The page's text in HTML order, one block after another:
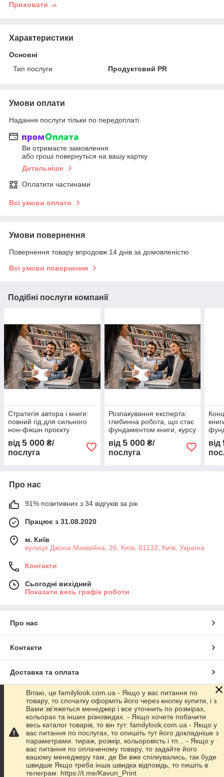
Приховати
Характеристики
Основні
Тип послуги
Продуктовий PR
Умови оплати
Надання послуги тільки по передоплаті.
Ви отримаєте замовлення
або гроші повернуться на вашу картку
Детальніше
Оплатити частинами
Всі умови оплати
Умови повернення
Повернення товару впродовж 14 днів за домовленістю
Всі умови повернення
Подібні послуги компанії
Стратегія автора і книги:
повний гід для сильного
нон-фікшн проєкту
від 5 000 ₴/
послуга
Розпакування експерта:
глибинна робота, що стає
фундаментом книги, курсу
від 5 000₴/
послуга
від
Про нас
91% позитивних з 34 відгуків за рік
Працює з 31.08.2020
м. Київ
вулиця Джона Маккейна, 26, Київ, 01133, Київ, Україна
Контакти
Сьогодні вихідний
Показати весь графік роботи
Про нас
Контакти
Доставка та оплата
Графік роботи
Повна версія сайту
Сайт створено на маркетплейсі Prom.ua
Політика конфіденційності
Вітаю, це familylook.com.ua - Якщо у вас питання по
товару, то спочатку оформіть його через кнопку купити, і з
Вами зв'яжеться менеджер і все уточнить по розмірах,
кольорах та інших різновидах. - Якщо хочете побачити
весь каталог товарів, то він тут: familylook.com.ua - Якщо у
вас питання по послугах, то опишіть тут його докладніше з
параметрами: тираж, розмір, кольоровість і тп... - Якщо у
вас питання по оплаченому товару, то задайте його
вашому менеджеру там, де Ви вже спілкувались, так буде
швидше Якщо треба інша швидка відповідь, то пишіть в
телеграм: https://t.me/Kavun_Print